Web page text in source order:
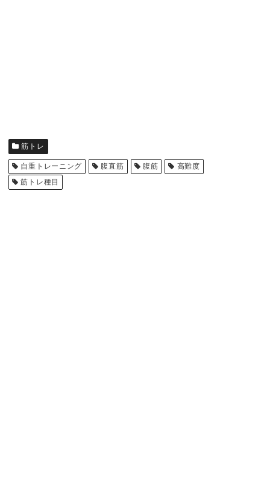
筋トレ
自重トレーニング 腹直筋 腹筋
高難度
筋トレ種目